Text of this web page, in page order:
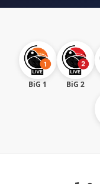
BiG 1 BiG 2